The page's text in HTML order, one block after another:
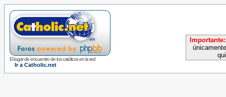
El lugar de encuentro de los católicos en la red
Ir a Catholic.net
Importante: